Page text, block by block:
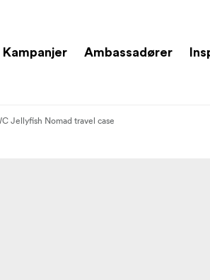
Kampanjer Ambassadører
Jellyfish Nomad travel case